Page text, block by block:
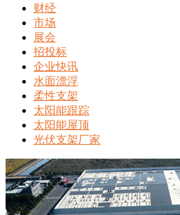
财经
市场
展会
招投标
企业快讯
水面漂浮
柔性支架
太阳能跟踪
太阳能屋顶
光伏支架厂家